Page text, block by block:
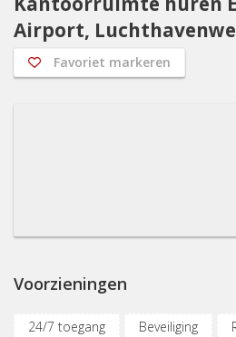
Airport,
Favoriet markeren
Voorzieningen
24/7 toegang Beveiliging